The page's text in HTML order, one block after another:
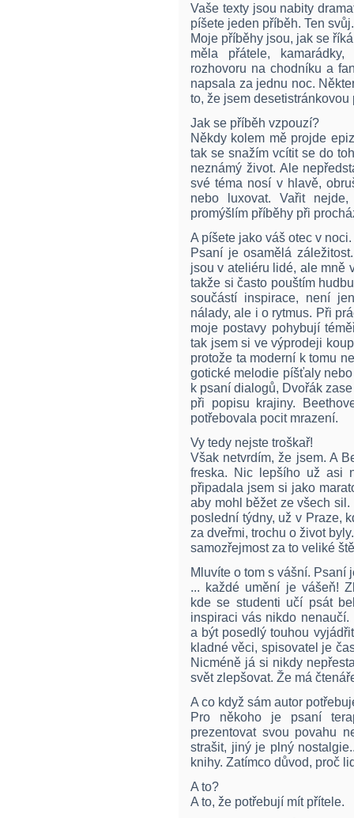
Vaše texty jsou nabity
píšete jeden příběh. Ten svůj.
Moje příběhy jsou, jak se
měla přátele,
rozhovoru na chodníku a
napsala za jednu noc.
to, že jsem
Jak se příběh vzpouzí?
Někdy kolem mě projde
tak se snažím vcítit se do
neznámý život. Ale
své téma nosí v hlavě,
nebo luxovat. Vařit
promýšlím příběhy při
A píšete jako váš otec v
Psaní je osamělá
jsou v ateliéru lidé, ale mně
takže si často pouštím
součástí inspirace, není
nálady, ale i o rytmus. Při
moje postavy pohybují
tak jsem si ve výprodeji
protože ta moderní k tomu
gotické melodie píšťaly
k psaní dialogů, Dvořák zase
při popisu krajiny.
potřebovala pocit mrazení.
Vy tedy nejste troškař!
Však netvrdím, že jsem. A
freska. Nic lepšího už asi
připadala jsem si jako
aby mohl běžet ze všech
poslední týdny, už v Praze,
za dveřmi, trochu o život
samozřejmost za to veliké
Mluvíte o tom s vášní. Psaní
... každé umění je vášeň!
kde se studenti učí psát
inspiraci vás nikdo
a být posedlý touhou
kladné věci, spisovatel je
Nicméně já si nikdy
svět zlepšovat. Že má
A co když sám autor
Pro někoho je psaní
prezentovat svou povahu
strašit, jiný je plný
knihy. Zatímco důvod, proč
A to?
A to, že potřebují mít přítele.